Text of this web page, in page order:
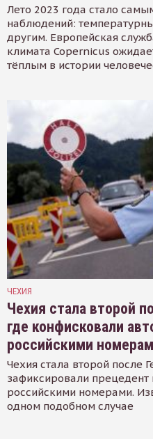
Лето 2023 года стало
наблюдений:
другим. Европейская
климата Copernicus
тёплым в истории
ЧЕХИЯ
Чехия стала второй
где конфисковали
российскими
Чехия стала второй после
зафиксировали
российскими номерами.
одном подобном случае